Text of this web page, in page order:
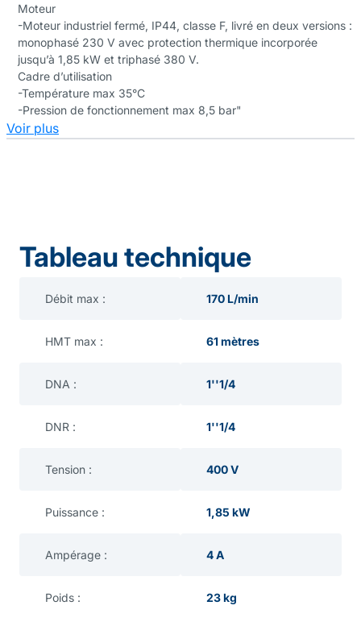
Moteur
-Moteur industriel fermé, IP44, classe F, livré en deux versions :
monophasé 230 V avec protection thermique incorporée
jusqu’à 1,85 kW et triphasé 380 V.
Cadre d’utilisation
-Température max 35°C
-Pression de fonctionnement max 8,5 bar"
Voir plus
Tableau technique
Débit max : 170 L/min
HMT max : 61 mètres
DNA : 1''1/4
DNR : 1''1/4
Tension : 400 V
Puissance : 1,85 kW
Ampérage : 4 A
Poids : 23 kg